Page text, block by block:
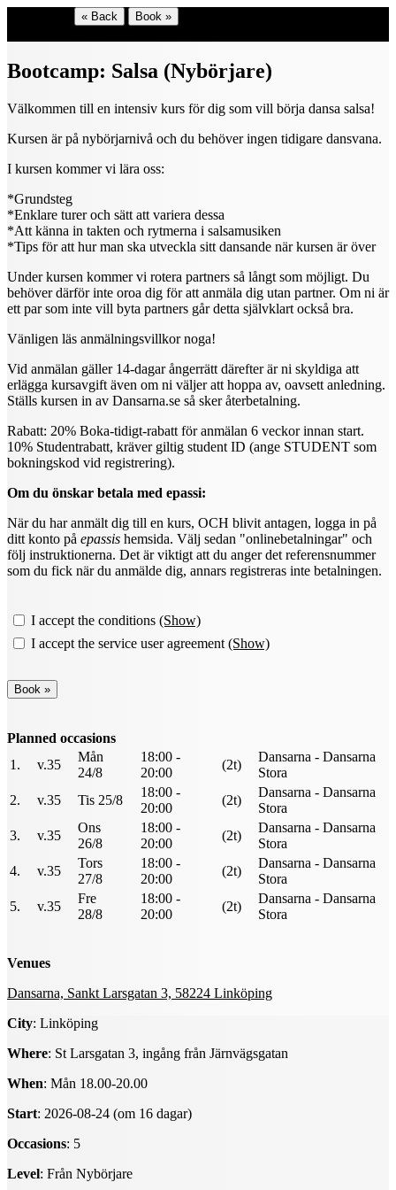
« Back Book »
Bootcamp: Salsa (Nybörjare)
Välkommen till en intensiv kurs för dig som vill börja dansa salsa!
Kursen är på nybörjarnivå och du behöver ingen tidigare dansvana.
I kursen kommer vi lära oss:
*Grundsteg
*Enklare turer och sätt att variera dessa
*Att känna in takten och rytmerna i salsamusiken
*Tips för att hur man ska utveckla sitt dansande när kursen är över
Under kursen kommer vi rotera partners så långt som möjligt. Du
behöver därför inte oroa dig för att anmäla dig utan partner. Om ni är
ett par som inte vill byta partners går detta självklart också bra.
Vänligen läs anmälningsvillkor noga!
Vid anmälan gäller 14-dagar ångerrätt därefter är ni skyldiga att
erlägga kursavgift även om ni väljer att hoppa av, oavsett anledning.
Ställs kursen in av Dansarna.se så sker återbetalning.
Rabatt: 20% Boka-tidigt-rabatt för anmälan 6 veckor innan start.
10% Studentrabatt, kräver giltig student ID (ange STUDENT som
bokningskod vid registrering).
Om du önskar betala med epassi:
När du har anmält dig till en kurs, OCH blivit antagen, logga in på
ditt konto på epassis hemsida. Välj sedan "onlinebetalningar" och
följ instruktionerna. Det är viktigt att du anger det referensnummer
som du fick när du anmälde dig, annars registreras inte betalningen.
I accept the conditions (Show)
I accept the service user agreement (Show)
Planned occasions
1.
v.35
Mån
24/8
18:00 -
20:00
(2t)
Dansarna - Dansarna
Stora
2.
v.35 Tis 25/8
18:00 -
20:00
(2t)
Dansarna - Dansarna
Stora
3.
v.35
Ons
26/8
18:00 -
20:00
(2t)
Dansarna - Dansarna
Stora
4.
v.35
Tors
27/8
18:00 -
20:00
(2t)
Dansarna - Dansarna
Stora
5.
v.35
Fre
28/8
18:00 -
20:00
(2t)
Dansarna - Dansarna
Stora
Venues
Dansarna, Sankt Larsgatan 3, 58224 Linköping
City: Linköping
Where: St Larsgatan 3, ingång från Järnvägsgatan
When: Mån 18.00-20.00
Start: 2026-08-24 (om 16 dagar)
Occasions: 5
Level: Från Nybörjare